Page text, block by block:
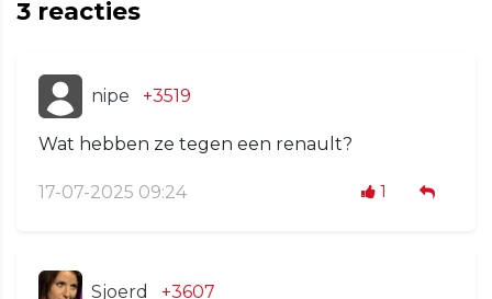
3 reacties
nipe +3519
Wat hebben ze tegen een renault?
17-07-2025 09:24 1
Sjoerd +3607